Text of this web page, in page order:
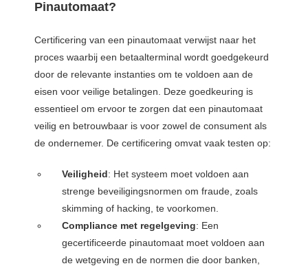
Pinautomaat?
Certificering van een pinautomaat verwijst naar het
proces waarbij een betaalterminal wordt goedgekeurd
door de relevante instanties om te voldoen aan de
eisen voor veilige betalingen. Deze goedkeuring is
essentieel om ervoor te zorgen dat een pinautomaat
veilig en betrouwbaar is voor zowel de consument als
de ondernemer. De certificering omvat vaak testen op:
Veiligheid: Het systeem moet voldoen aan
strenge beveiligingsnormen om fraude, zoals
skimming of hacking, te voorkomen.
Compliance met regelgeving: Een
gecertificeerde pinautomaat moet voldoen aan
de wetgeving en de normen die door banken,